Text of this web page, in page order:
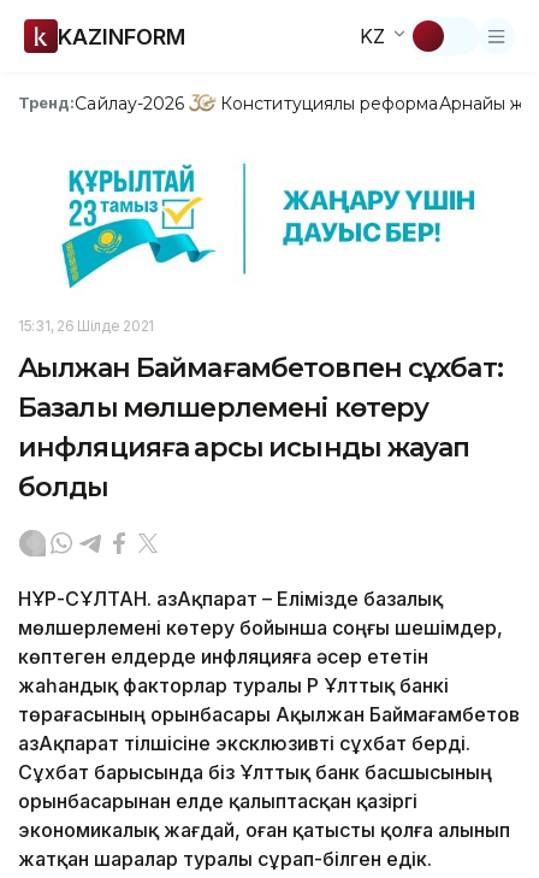
KAZINFORM KZ
Тренд:Сайлау-2026 Конституциялық реформаАрнайы
15:31, 26 Шілде 2021
Ақылжан Баймағамбетовпен сұхбат:
Базалық мөлшерлемені көтеру
инфляцияға қарсы қисынды жауап
болды
НҰР-СҰЛТАН. ҚазАқпарат – Елімізде базалық
мөлшерлемені көтеру бойынша соңғы шешімдер,
көптеген елдерде инфляцияға әсер ететін
жаһандық факторлар туралы ҚР Ұлттық банкі
төрағасының орынбасары Ақылжан Баймағамбетов
ҚазАқпарат тілшісіне эксклюзивті сұхбат берді.
Сұхбат барысында біз Ұлттық банк басшысының
орынбасарынан елде қалыптасқан қазіргі
экономикалық жағдай, оған қатысты қолға алынып
жатқан шаралар туралы сұрап-білген едік.